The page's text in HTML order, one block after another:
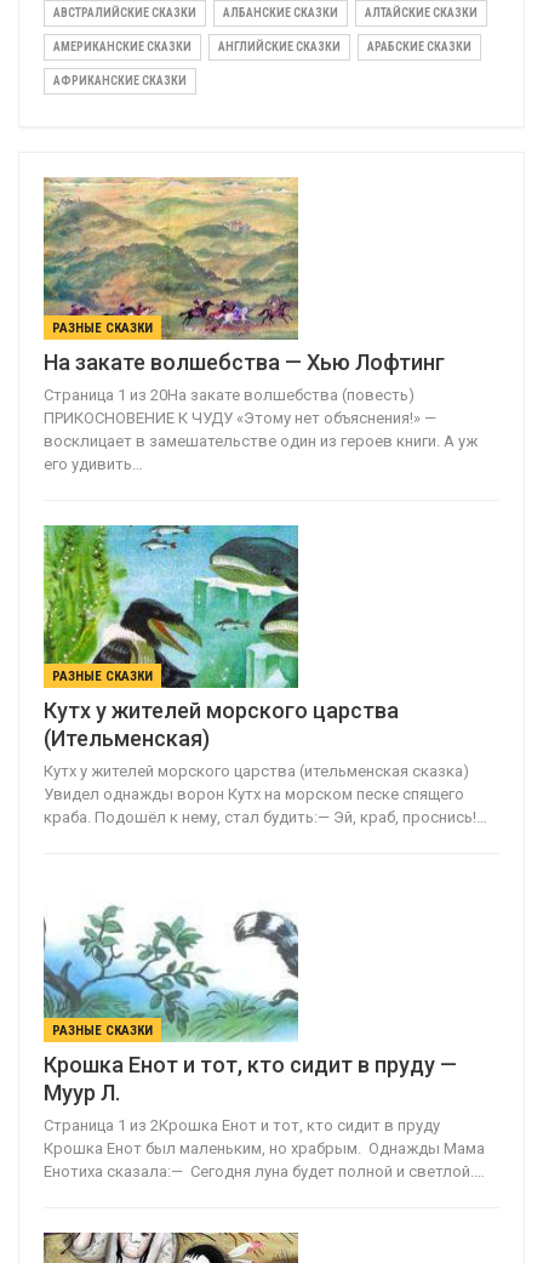
АВСТРАЛИЙСКИЕ СКАЗКИ АЛБАНСКИЕ СКАЗКИ АЛТАЙСКИЕ СКАЗКИ
АМЕРИКАНСКИЕ СКАЗКИ АНГЛИЙСКИЕ СКАЗКИ АРАБСКИЕ СКАЗКИ
АФРИКАНСКИЕ СКАЗКИ
РАЗНЫЕ СКАЗКИ
На закате волшебства — Хью Лофтинг
Страница 1 из 20На закате волшебства (повесть)
ПРИКОСНОВЕНИЕ К ЧУДУ «Этому нет объяснения!» —
восклицает в замешательстве один из героев книги. А уж
его удивить…
РАЗНЫЕ СКАЗКИ
Кутх у жителей морского царства
(Ительменская)
Кутх у жителей морского царства (ительменская сказка)
Увидел однажды ворон Кутх на морском песке спящего
краба. Подошёл к нему, стал будить:— Эй, краб, проснись!…
РАЗНЫЕ СКАЗКИ
Крошка Енот и тот, кто сидит в пруду —
Муур Л.
Страница 1 из 2Крошка Енот и тот, кто сидит в пруду
Крошка Енот был маленьким, но храбрым. Однажды Мама
Енотиха сказала:— Сегодня луна будет полной и светлой.…